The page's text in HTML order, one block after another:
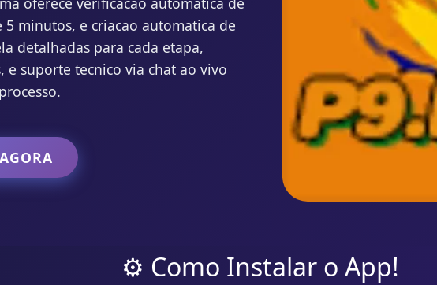
minutos, e criacao automatica de
detalhadas para cada etapa,
e suporte tecnico via chat ao vivo
⚙️ Como Instalar o App!